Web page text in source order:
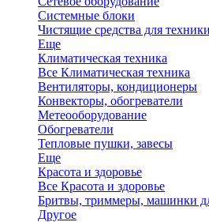
Системные блоки
Чистящие средства для техники
Еще
Климатическая техника
Все Климатическая техника
Вентиляторы, кондиционеры
Конвекторы, обогреватели
Метеооборудование
Обогреватели
Тепловые пушки, завесы
Еще
Красота и здоровье
Все Красота и здоровье
Бритвы, триммеры, машинки
Другое